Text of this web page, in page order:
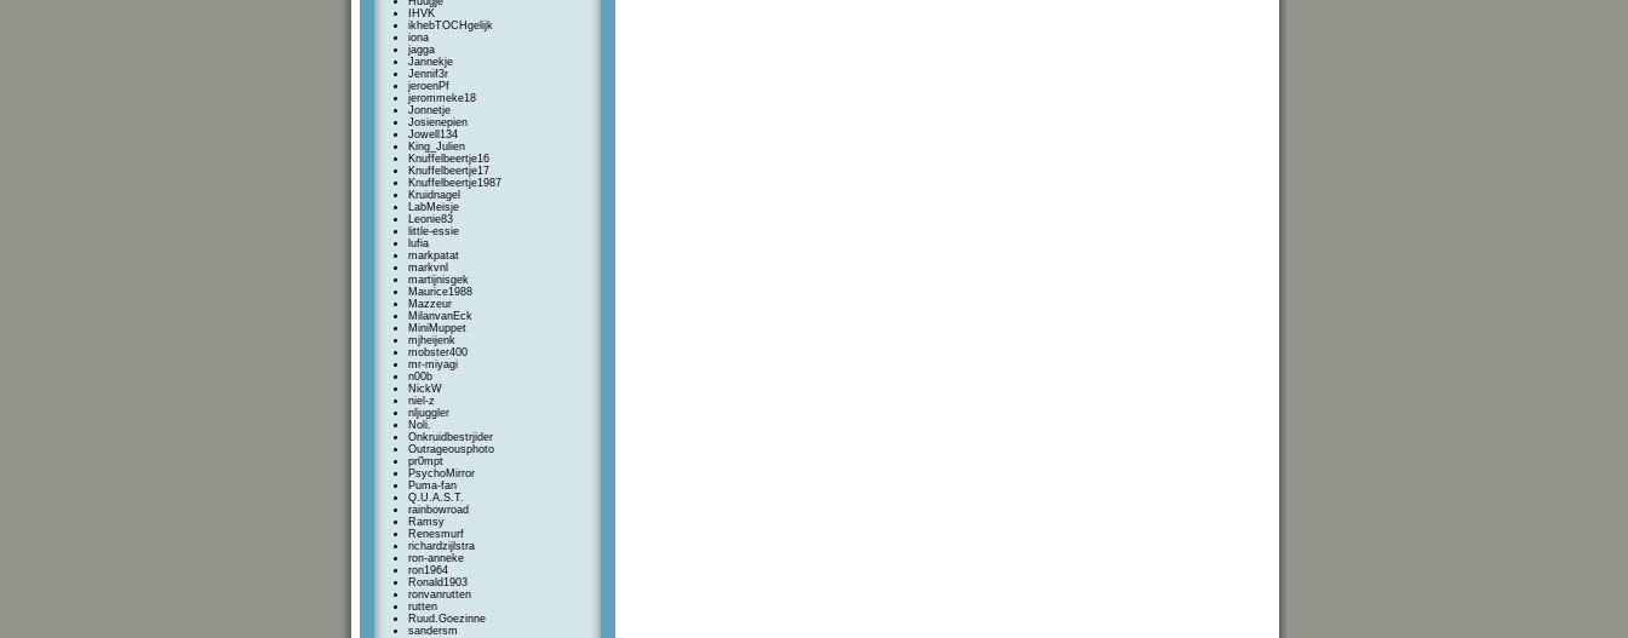
IHVK
ikhebTOCHgelijk
iona
jagga
Jannekje
Jennif3r
jeroenPf
jerommeke18
Jonnetje
Josienepien
Jowell134
King_Julien
Knuffelbeertje16
Knuffelbeertje17
Knuffelbeertje1987
Kruidnagel
LabMeisje
Leonie83
little-essie
lufia
markpatat
markvnl
martijnisgek
Maurice1988
Mazzeur
MilanvanEck
MiniMuppet
mjheijenk
mobster400
mr-miyagi
n00b
NickW
niel-z
nljuggler
Noli.
Onkruidbestrjider
Outrageousphoto
pr0mpt
PsychoMirror
Puma-fan
Q.U.A.S.T.
rainbowroad
Ramsy
Renesmurf
richardzijlstra
ron-anneke
ron1964
Ronald1903
ronvanrutten
rutten
Ruud.Goezinne
sandersm